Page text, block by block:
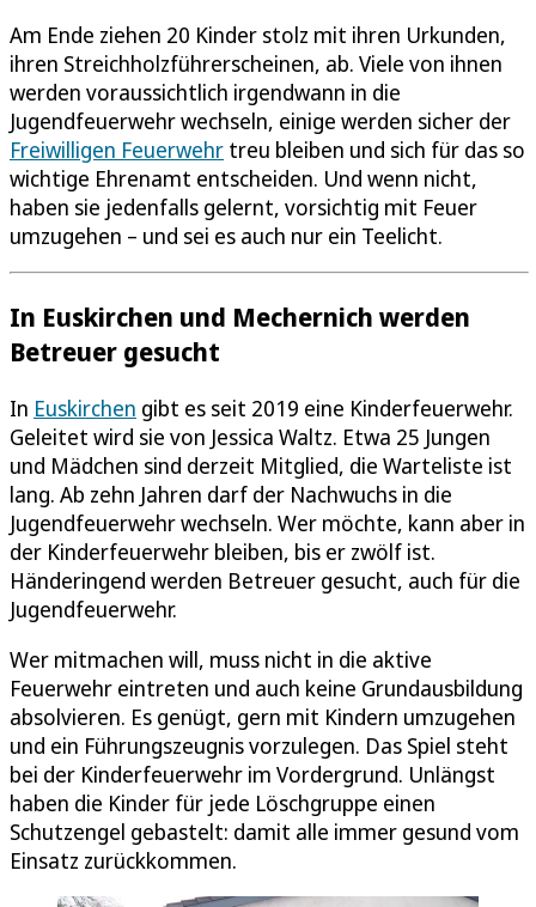
Am Ende ziehen 20 Kinder stolz mit ihren Urkunden,
ihren Streichholzführerscheinen, ab. Viele von ihnen
werden voraussichtlich irgendwann in die
Jugendfeuerwehr wechseln, einige werden sicher der
Freiwilligen Feuerwehr treu bleiben und sich für das so
wichtige Ehrenamt entscheiden. Und wenn nicht,
haben sie jedenfalls gelernt, vorsichtig mit Feuer
umzugehen – und sei es auch nur ein Teelicht.
In Euskirchen und Mechernich werden
Betreuer gesucht
In Euskirchen gibt es seit 2019 eine Kinderfeuerwehr.
Geleitet wird sie von Jessica Waltz. Etwa 25 Jungen
und Mädchen sind derzeit Mitglied, die Warteliste ist
lang. Ab zehn Jahren darf der Nachwuchs in die
Jugendfeuerwehr wechseln. Wer möchte, kann aber in
der Kinderfeuerwehr bleiben, bis er zwölf ist.
Händeringend werden Betreuer gesucht, auch für die
Jugendfeuerwehr.
Wer mitmachen will, muss nicht in die aktive
Feuerwehr eintreten und auch keine Grundausbildung
absolvieren. Es genügt, gern mit Kindern umzugehen
und ein Führungszeugnis vorzulegen. Das Spiel steht
bei der Kinderfeuerwehr im Vordergrund. Unlängst
haben die Kinder für jede Löschgruppe einen
Schutzengel gebastelt: damit alle immer gesund vom
Einsatz zurückkommen.